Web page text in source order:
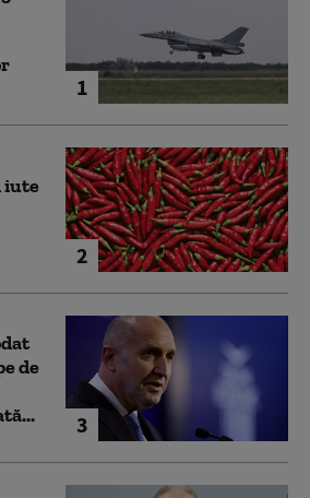
1
2
iute
3
de